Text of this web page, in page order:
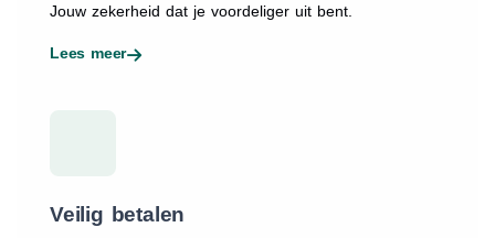
Jouw zekerheid dat je voordeliger uit bent.
Lees meer
Veilig betalen